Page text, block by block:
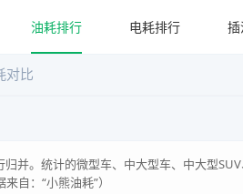
油耗排行 电耗排行
对比
并。统计的微型车、中大型车、中大型
自：“小熊油耗”）